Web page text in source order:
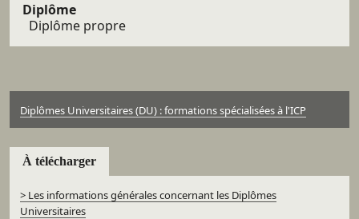
Diplôme
Diplôme propre
Diplômes Universitaires (DU) : formations spécialisées à l'ICP
À télécharger
> Les informations générales concernant les Diplômes
Universitaires